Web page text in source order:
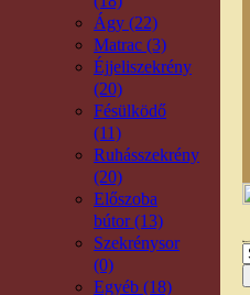
Ágy (22)
Matrac (3)
Éjjeliszekrény
(20)
Fésülködő
(11)
Ruhásszekrény
(20)
Előszoba
bútor (13)
Szekrénysor
(0)
Egyéb (18)